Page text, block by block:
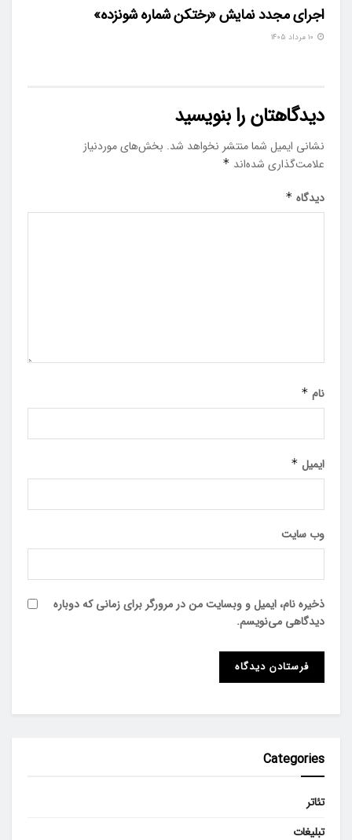
اجرای مجدد نمایش «رختکن شماره شونزده»
دیدگاهتان را بنویسید
نشانی ایمیل شما منتشر نخواهد شد. بخش‌های موردنیاز
علامت‌گذاری شده‌اند *
دیدگاه *
نام *
ایمیل *
وب‌ سایت
ذخیره نام، ایمیل و وبسایت من در مرورگر برای زمانی که دوباره
دیدگاهی می‌نویسم.
Categories
تئاتر
تبلیغات